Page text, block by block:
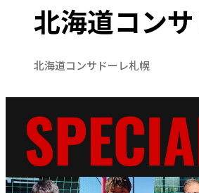
北海道コン
北海道コンサドーレ札幌